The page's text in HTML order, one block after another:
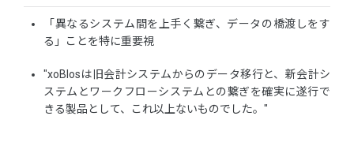
「異なるシステム間を上手く繋ぎ、データの橋渡しをす
る」ことを特に重要視
"xoBlosは旧会計システムからのデータ移行と、新会計シ
ステムとワークフローシステムとの繋ぎを確実に遂行で
きる製品として、これ以上ないものでした。"